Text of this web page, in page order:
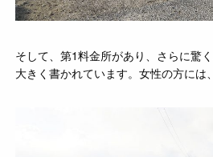
そして、第1料金所があり、さらに驚
大きく書かれています。女性の方には